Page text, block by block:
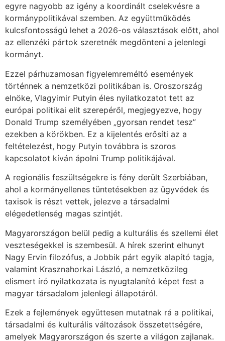
egyre nagyobb az igény a koordinált cselekvésre a
kormánypolitikával szemben. Az együttműködés
kulcsfontosságú lehet a 2026-os választások előtt, ahol
az ellenzéki pártok szeretnék megdönteni a jelenlegi
kormányt.
Ezzel párhuzamosan figyelemreméltó események
történnek a nemzetközi politikában is. Oroszország
elnöke, Vlagyimir Putyin éles nyilatkozatot tett az
európai politikai elit szerepéről, megjegyezve, hogy
Donald Trump személyében „gyorsan rendet tesz”
ezekben a körökben. Ez a kijelentés erősíti az a
feltételezést, hogy Putyin továbbra is szoros
kapcsolatot kíván ápolni Trump politikájával.
A regionális feszültségekre is fény derült Szerbiában,
ahol a kormányellenes tüntetésekben az ügyvédek és
taxisok is részt vettek, jelezve a társadalmi
elégedetlenség magas szintjét.
Magyarországon belül pedig a kulturális és szellemi élet
veszteségekkel is szembesül. A hírek szerint elhunyt
Nagy Ervin filozófus, a Jobbik párt egyik alapító tagja,
valamint Krasznahorkai László, a nemzetközileg
elismert író nyilatkozata is nyugtalanító képet fest a
magyar társadalom jelenlegi állapotáról.
Ezek a fejlemények együttesen mutatnak rá a politikai,
társadalmi és kulturális változások összetettségére,
amelyek Magyarországon és szerte a világon zajlanak.